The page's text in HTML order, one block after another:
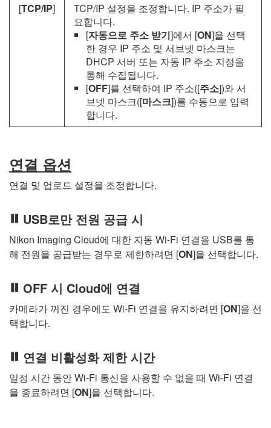
[TCP/IP]
TCP/IP 설정을 조정합니다. IP 주소가 필
요합니다.
[자동으로 주소 받기]에서 [ON]을 선택
한 경우 IP 주소 및 서브넷 마스크는
DHCP 서버 또는 자동 IP 주소 지정을
통해 수집됩니다.
[OFF]를 선택하여 IP 주소([주소])와 서
브넷 마스크([마스크])를 수동으로 입력
합니다.
연결 옵션
연결 및 업로드 설정을 조정합니다.
USB로만 전원 공급 시
Nikon Imaging Cloud에 대한 자동 Wi-Fi 연결을 USB를 통
해 전원을 공급받는 경우로 제한하려면 [ON]을 선택합니다.
OFF 시 Cloud에 연결
카메라가 꺼진 경우에도 Wi-Fi 연결을 유지하려면 [ON]을 선
택합니다.
연결 비활성화 제한 시간
일정 시간 동안 Wi-Fi 통신을 사용할 수 없을 때 Wi-Fi 연결
을 종료하려면 [ON]을 선택합니다.